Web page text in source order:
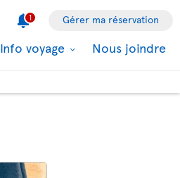
1 Gérer ma réservation
Info voyage Nous joindre